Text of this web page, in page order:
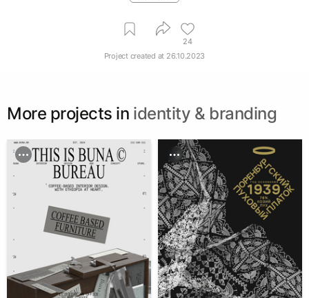
24
Project created at 26.10.2023
More projects in identity & branding